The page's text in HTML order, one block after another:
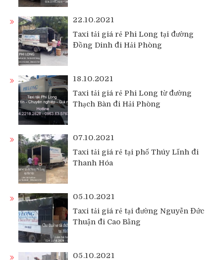
22.10.2021
Taxi tải giá rẻ Phi Long tại đường
Đồng Dinh đi Hải Phòng
18.10.2021
Taxi tải giá rẻ Phi Long từ đường
Thạch Bàn đi Hải Phòng
07.10.2021
Taxi tải giá rẻ tại phố Thúy Lĩnh đi
Thanh Hóa
05.10.2021
Taxi tải giá rẻ tại đường Nguyễn Đức
Thuận đi Cao Bằng
05.10.2021